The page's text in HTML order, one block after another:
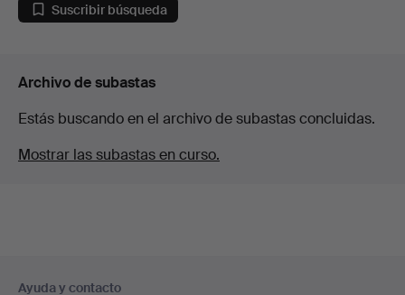
Suscribir búsqueda
Archivo de subastas
Estás buscando en el archivo de subastas concluidas.
Mostrar las subastas en curso.
Ayuda y contacto